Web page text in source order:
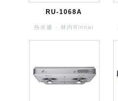
RU-1068A
熱水爐 - 林內Rinnai